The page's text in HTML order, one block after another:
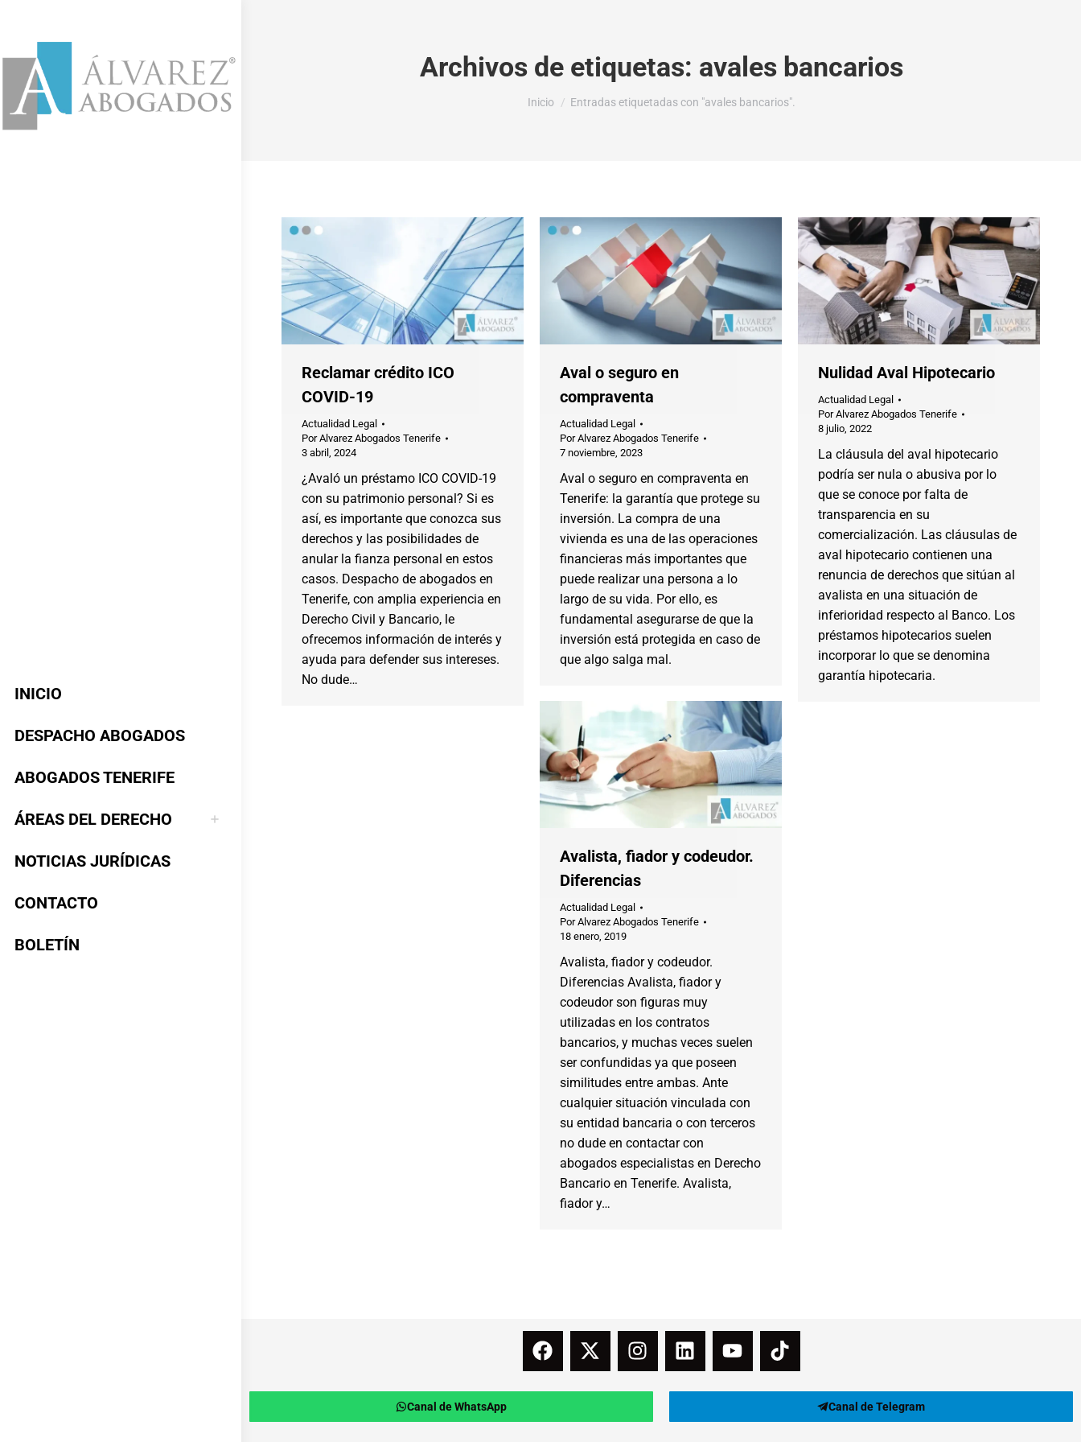
INICIO
DESPACHO ABOGADOS
ABOGADOS TENERIFE
ÁREAS DEL DERECHO
NOTICIAS JURÍDICAS
CONTACTO
BOLETÍN
Archivos de etiquetas: avales bancarios
Estás aquí:
Inicio Entradas etiquetadas con "avales bancarios".
Reclamar crédito ICO
COVID-19
Actualidad Legal
PorAlvarez Abogados Tenerife
3 abril, 2024
¿Avaló un préstamo ICO COVID-19
con su patrimonio personal? Si es
así, es importante que conozca sus
derechos y las posibilidades de
anular la fianza personal en estos
casos. Despacho de abogados en
Tenerife, con amplia experiencia en
Derecho Civil y Bancario, le
ofrecemos información de interés y
ayuda para defender sus intereses.
No dude…
Aval o seguro en
compraventa
Actualidad Legal
PorAlvarez Abogados Tenerife
7 noviembre, 2023
Aval o seguro en compraventa en
Tenerife: la garantía que protege su
inversión. La compra de una
vivienda es una de las operaciones
financieras más importantes que
puede realizar una persona a lo
largo de su vida. Por ello, es
fundamental asegurarse de que la
inversión está protegida en caso de
que algo salga mal.
Nulidad Aval Hipotecario
Actualidad Legal
PorAlvarez Abogados Tenerife
8 julio, 2022
La cláusula del aval hipotecario
podría ser nula o abusiva por lo
que se conoce por falta de
transparencia en su
comercialización. Las cláusulas de
aval hipotecario contienen una
renuncia de derechos que sitúan al
avalista en una situación de
inferioridad respecto al Banco. Los
préstamos hipotecarios suelen
incorporar lo que se denomina
garantía hipotecaria.
Avalista, fiador y codeudor.
Diferencias
Actualidad Legal
PorAlvarez Abogados Tenerife
18 enero, 2019
Avalista, fiador y codeudor.
Diferencias Avalista, fiador y
codeudor son figuras muy
utilizadas en los contratos
bancarios, y muchas veces suelen
ser confundidas ya que poseen
similitudes entre ambas. Ante
cualquier situación vinculada con
su entidad bancaria o con terceros
no dude en contactar con
abogados especialistas en Derecho
Bancario en Tenerife. Avalista,
fiador y…
Canal de WhatsApp Canal de Telegram